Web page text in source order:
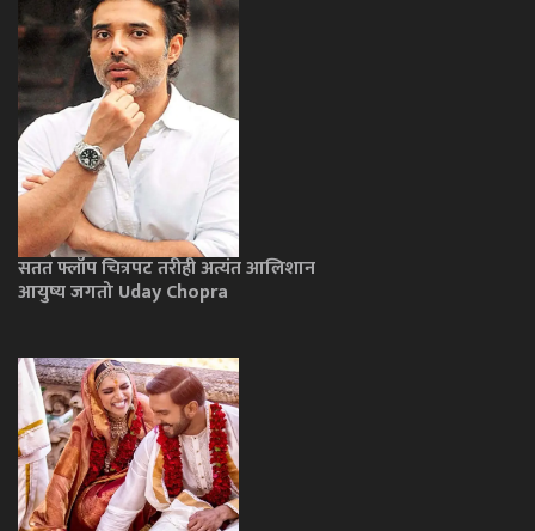
सतत फ्लॉप चित्रपट तरीही अत्यंत आलिशान
आयुष्य जगतो Uday Chopra